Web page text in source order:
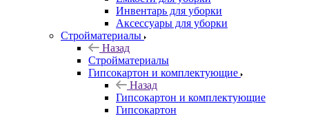
Инвентарь для уборки
Аксессуары для уборки
Стройматериалы
Назад
Стройматериалы
Гипсокартон и комплектующие
Назад
Гипсокартон и комплектующие
Гипсокартон